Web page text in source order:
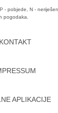
- pobjede, N -
pogodaka.
KONTAKT
APLIKACIJE